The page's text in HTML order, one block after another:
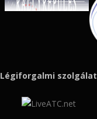
Légiforgalmi szolgálat